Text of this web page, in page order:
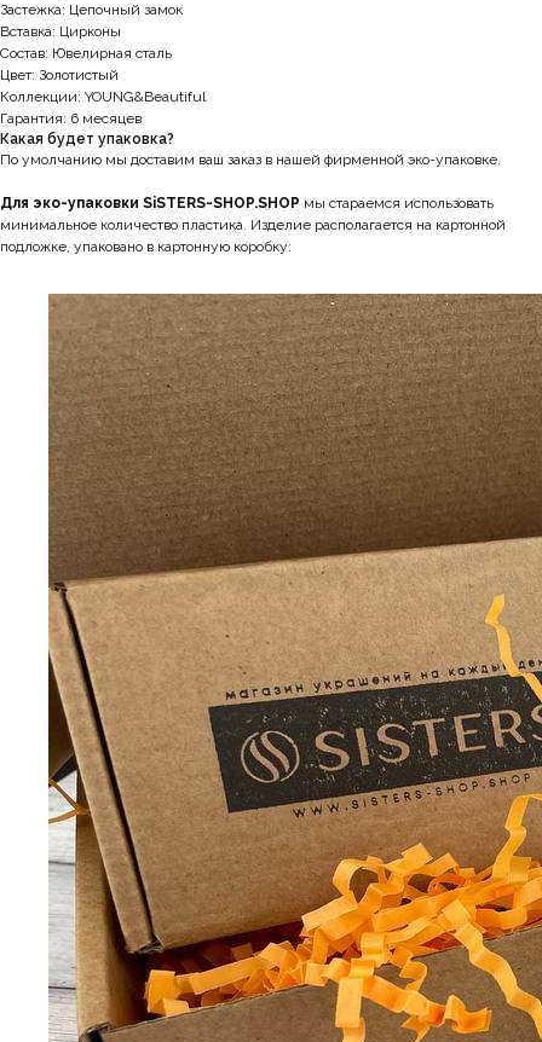
Застежка: Цепочный замок
Вставка: Цирконы
Состав: Ювелирная сталь
Цвет: Золотистый
Коллекции: YOUNG&Beautiful
Гарантия: 6 месяцев
Какая будет упаковка?
По умолчанию мы доставим ваш заказ в нашей фирменной эко-упаковке.
Для эко-упаковки SiSTERS-SHOP.SHOP мы стараемся использовать
минимальное количество пластика. Изделие располагается на картонной
подложке, упаковано в картонную коробку: